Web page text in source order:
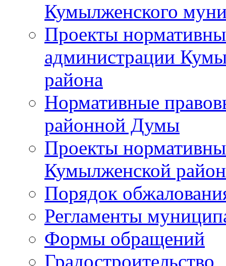
Кумылженского
Проекты
администрации
района
Нормативные
районной Думы
Проекты
Кумылженской
Порядок
Регламенты
Формы обращений
Градостроительство